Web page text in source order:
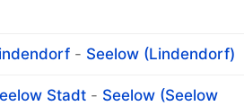
- Seelow (Lindendorf)
Stadt - Seelow (Seelow